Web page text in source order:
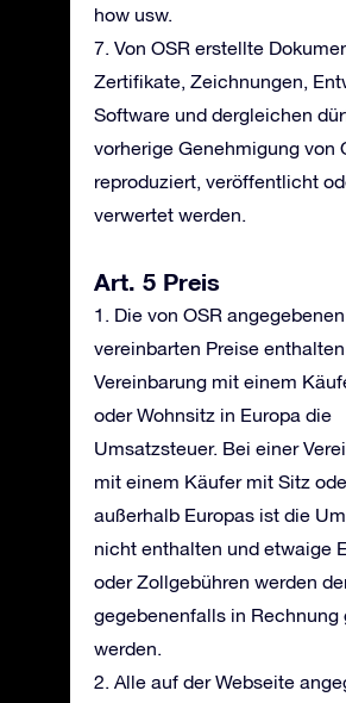
how usw.
7. Von OSR erstellte
Zertifikate, Zeichnungen,
Software und dergleichen
vorherige Genehmigung von
reproduziert, veröffentlicht
verwertet werden.
Art. 5 Preis
1. Die von OSR
vereinbarten Preise
Vereinbarung mit einem
oder Wohnsitz in Europa die
Umsatzsteuer. Bei einer
mit einem Käufer mit Sitz
außerhalb Europas ist die
nicht enthalten und etwaige
oder Zollgebühren werden
gegebenenfalls in Rechnung
werden.
2. Alle auf der Webseite